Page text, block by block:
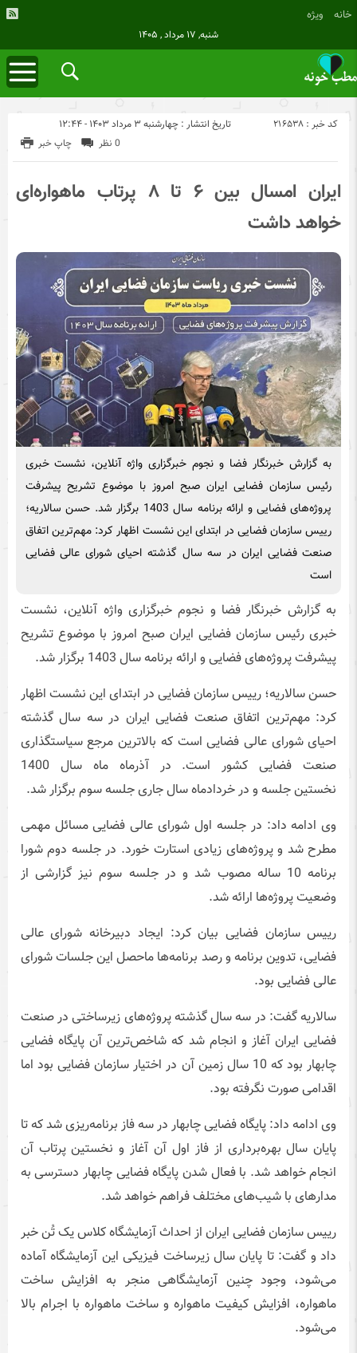
خانه ویژه
شنبه, ۱۷ مرداد , ۱۴۰۵
تاریخ انتشار : چهارشنبه ۳ مرداد ۱۴۰۳ - ۱۲:۴۴ کد خبر : 216538
چاپ خبر 0 نظر
ایران امسال بین ۶ تا ۸ پرتاب ماهوا‌ره‌ای
خواهد داشت
به گزارش خبرنگار فضا و نجوم خبرگزاری واژه آنلاین، نشست خبری
رئیس سازمان فضایی ایران صبح امروز با موضوع تشریح پیشرفت
پروژه‌های فضایی و ارائه برنامه سال 1403 برگزار شد. حسن سالاریه؛
رییس سازمان فضایی در ابتدای این نشست اظهار کرد: مهم‌ترین اتفاق
صنعت فضایی ایران در سه سال گذشته احیای شورای عالی فضایی
است
به گزارش خبرنگار فضا و نجوم خبرگزاری واژه آنلاین، نشست
خبری رئیس سازمان فضایی ایران صبح امروز با موضوع تشریح
پیشرفت پروژه‌های فضایی و ارائه برنامه سال 1403 برگزار شد.
حسن سالاریه؛ رییس سازمان فضایی در ابتدای این نشست اظهار
کرد: مهم‌ترین اتفاق صنعت فضایی ایران در سه سال گذشته
احیای شورای عالی فضایی است که بالاترین مرجع سیاستگذاری
صنعت فضایی کشور است. در آذرماه ماه سال 1400
نخستین جلسه و در خردادماه سال جاری جلسه سوم برگزار شد.
وی ادامه داد: در جلسه اول شورای عالی فضایی مسائل مهمی
مطرح شد و پروژه‌های زیادی استارت خورد. در جلسه دوم شورا
برنامه 10 ساله مصوب شد و در جلسه سوم نیز گزارشی از
وضعیت پروژه‌ها ارائه شد.
رییس سازمان فضایی بیان کرد: ایجاد دبیرخانه شورای عالی
فضایی، تدوین برنامه و رصد برنامه‌ها ماحصل این جلسات شورای
عالی فضایی بود.
سالاریه گفت: در سه سال گذشته پروژه‌های زیرساختی در صنعت
فضایی ایران آغاز و انجام شد که شاخص‌ترین آن پایگاه فضایی
چابهار بود که 10 سال زمین آن در اختیار سازمان فضایی بود اما
اقدامی صورت نگرفته بود.
وی ادامه داد: پایگاه فضایی چابهار در سه فاز برنامه‌ریزی شد که تا
پایان سال بهره‌برداری از فاز اول آن آغاز و نخستین پرتاب آن
انجام خواهد شد. با فعال شدن پایگاه فضایی چابهار دسترسی به
مدارهای با شیب‌های مختلف فراهم خواهد شد.
رییس سازمان فضایی ایران از احداث آزمایشگاه کلاس یک تُن خبر
داد و گفت: تا پایان سال زیرساخت فیزیکی این آزمایشگاه آماده
می‌شود، وجود چنین آزمایشگاهی منجر به افزایش ساخت
ماهواره، افزایش کیفیت ماهواره و ساخت ماهواره با اجرام بالا
می‌شود.